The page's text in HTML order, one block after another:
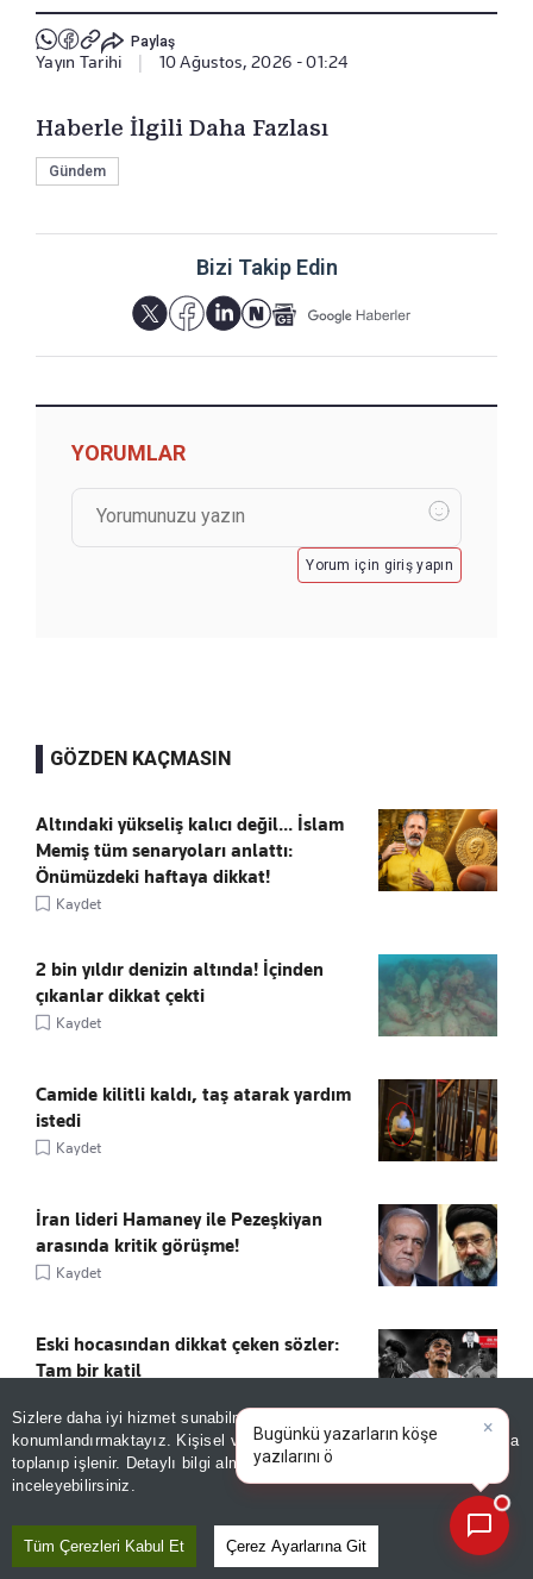
Sizlere daha iyi hizmet sunabilmek adına sitemizde
konumlandırmaktayız. Kişisel verileriniz, KVKK ve GDPR kapsamında
toplanıp işlenir. Detaylı bilgi almak içinAydınlatma Metnimizi
inceleyebilirsiniz.
Tüm Çerezleri Kabul Et Çerez Ayarlarına Git
Paylaş
Yayın Tarihi 10 Ağustos, 2026 - 01:24
Haberle İlgili Daha Fazlası
Gündem
Bizi Takip Edin
YORUMLAR
Yorum için giriş yapın
GÖZDEN KAÇMASIN
Altındaki yükseliş kalıcı değil... İslam
Memiş tüm senaryoları anlattı:
Önümüzdeki haftaya dikkat!
Kaydet
2 bin yıldır denizin altında! İçinden
çıkanlar dikkat çekti
Kaydet
Camide kilitli kaldı, taş atarak yardım
istedi
Kaydet
İran lideri Hamaney ile Pezeşkiyan
arasında kritik görüşme!
Kaydet
Eski hocasından dikkat çeken sözler:
Tam bir katil
ÖNE ÇIKANLAR
×
Bugünkü yazarların köşe
yazılarını özetleyin!